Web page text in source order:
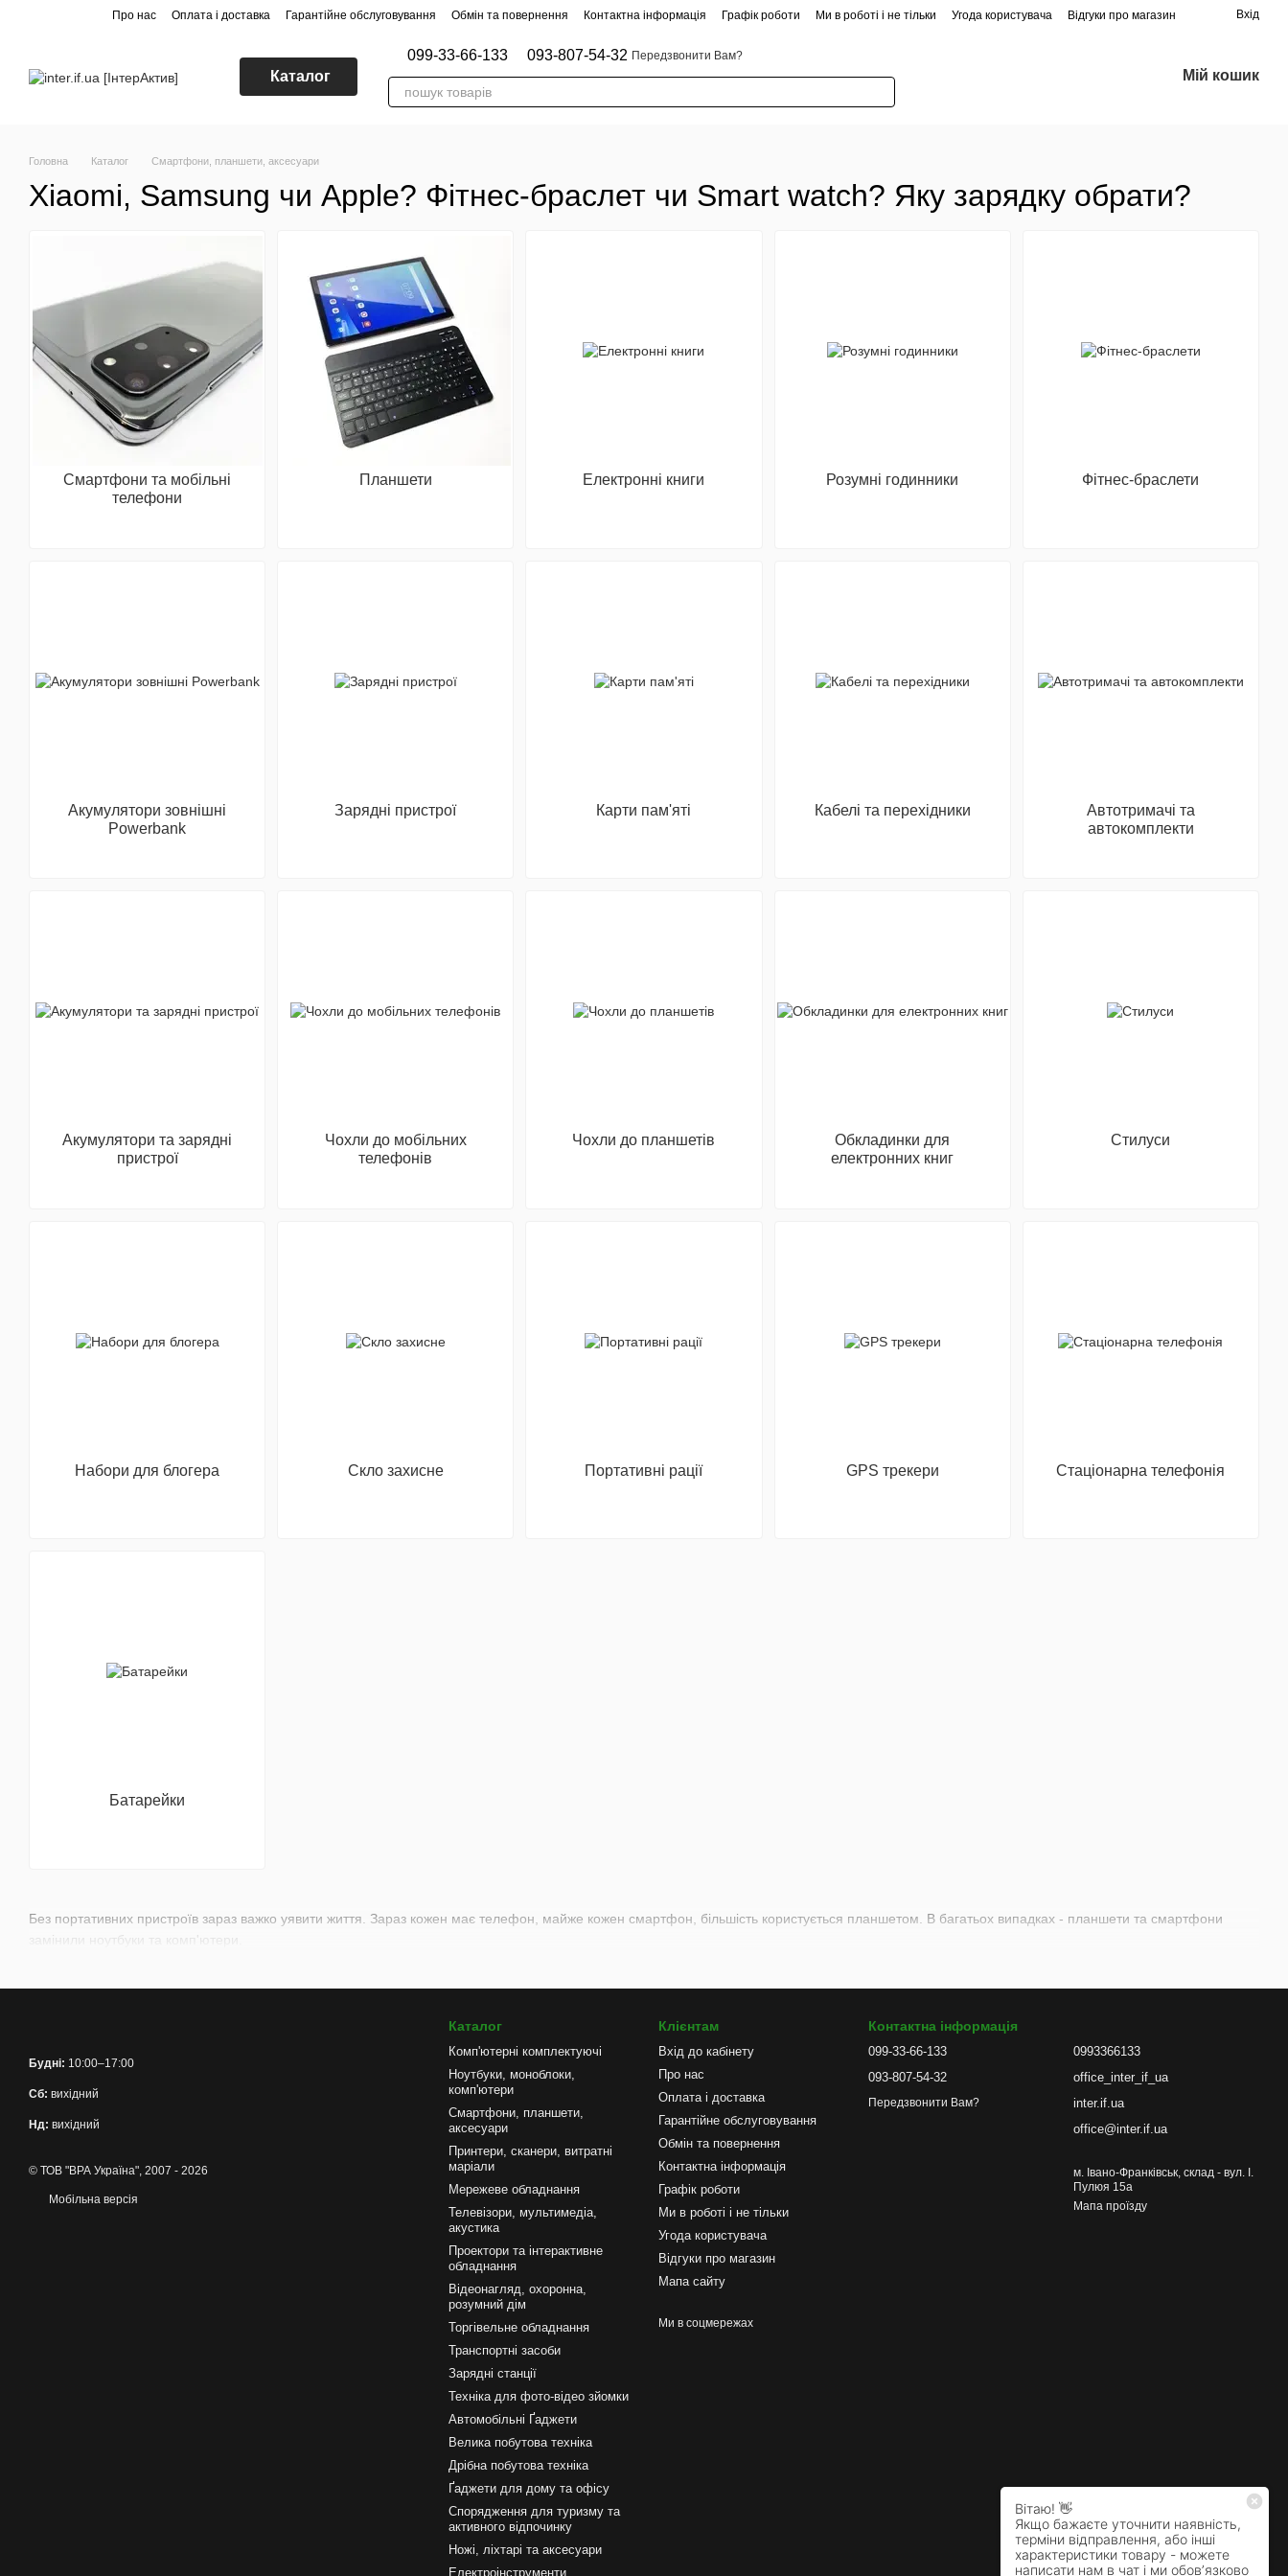
Перейти до основного контенту
Про нас Оплата і доставка Гарантійне обслуговування Обмін та повернення Контактна інформація Графік роботи Ми в роботі і не тільки Угода користувача Відгуки про магазин Вхід
Каталог
099-33-66-133 093-807-54-32 Передзвонити Вам?
Мій кошик
Головна Каталог Смартфони, планшети, аксесуари
Xiaomi, Samsung чи Apple? Фітнес-браслет чи Smart watch? Яку зарядку обрати?
Без портативних пристроїв зараз важко уявити життя. Зараз кожен має телефон, майже кожен смартфон, більшість користується планшетом. В багатьох випадках - планшети та смартфони
замінили ноутбуки та комп'ютери.
Смартфони та мобільні
телефони
Планшети Електронні книги Розумні годинники Фітнес-браслети
Акумулятори зовнішні
Powerbank
Зарядні пристрої Карти пам'яті Кабелі та перехідники
Автотримачі та
автокомплекти
Акумулятори та зарядні
пристрої
Чохли до мобільних
телефонів
Чохли до планшетів
Обкладинки для
електронних книг
Стилуси
Набори для блогера Скло захисне Портативні рації GPS трекери Стаціонарна телефонія
Батарейки
Будні: 10:00–17:00
Сб: вихідний
Нд: вихідний
© ТОВ "ВРА Україна", 2007 - 2026
Мобільна версія
Каталог
Комп'ютерні комплектуючі
Ноутбуки, моноблоки,
комп'ютери
Смартфони, планшети,
аксесуари
Принтери, сканери, витратні
маріали
Мережеве обладнання
Телевізори, мультимедіа,
акустика
Проектори та інтерактивне
обладнання
Відеонагляд, охоронна,
розумний дім
Торгівельне обладнання
Транспортні засоби
Зарядні станції
Техніка для фото-відео зйомки
Автомобільні Ґаджети
Велика побутова техніка
Дрібна побутова техніка
Ґаджети для дому та офісу
Спорядження для туризму та
активного відпочинку
Ножі, ліхтарі та аксесуари
Електроінструменти
Клієнтам
Вхід до кабінету
Про нас
Оплата і доставка
Гарантійне обслуговування
Обмін та повернення
Контактна інформація
Графік роботи
Ми в роботі і не тільки
Угода користувача
Відгуки про магазин
Мапа сайту
Ми в соцмережах
Контактна інформація
099-33-66-133
093-807-54-32
Передзвонити Вам?
0993366133
office_inter_if_ua
inter.if.ua
office@inter.if.ua
м. Івано-Франківськ, склад - вул. І.
Пулюя 15а
Мапа проїзду